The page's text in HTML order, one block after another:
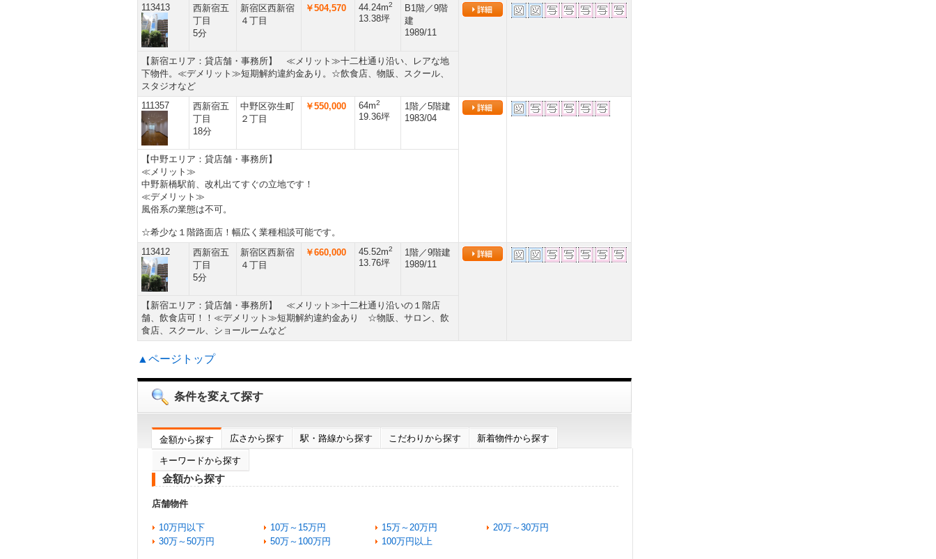
113413
西新宿五
丁目
5分
新宿区西新宿
４丁目
￥504,570 44.24m2
13.38坪
B1階／9階
建
1989/11
【新宿エリア：貸店舗・事務所】 ≪メリット≫十二杜通り沿い、レアな地
下物件。≪デメリット≫短期解約違約金あり。☆飲食店、物販、スクール、
スタジオなど
111357
西新宿五
丁目
18分
中野区弥生町
２丁目
￥550,000 64m2
19.36坪
1階／5階建
1983/04
【中野エリア：貸店舗・事務所】
≪メリット≫
中野新橋駅前、改札出てすぐの立地です！
≪デメリット≫
風俗系の業態は不可。
☆希少な１階路面店！幅広く業種相談可能です。
113412
西新宿五
丁目
5分
新宿区西新宿
４丁目
￥660,000 45.52m2
13.76坪
1階／9階建
1989/11
【新宿エリア：貸店舗・事務所】 ≪メリット≫十二杜通り沿いの１階店
舗、飲食店可！！≪デメリット≫短期解約違約金あり ☆物販、サロン、飲
食店、スクール、ショールームなど
▲ページトップ
条件を変えて探す
金額から探す 広さから探す 駅・路線から探す こだわりから探す 新着物件から探す
キーワードから探す
金額から探す
店舗物件
10万円以下 10万～15万円 15万～20万円
20万～30万円
30万～50万円
50万～100万円 100万円以上